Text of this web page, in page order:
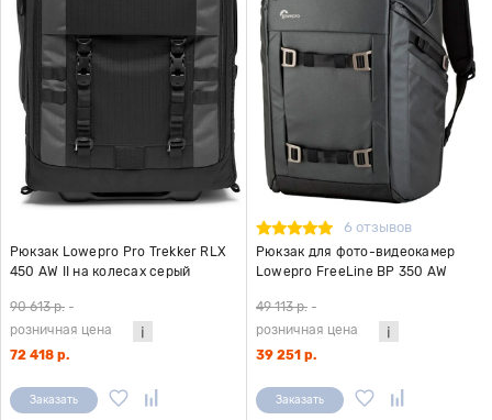
Рюкзак Lowepro Pro Trekker RLX
450 AW II на колесах серый
90 613 р. -
розничная цена
72 418 р.
Заказать
6 отзывов
Рюкзак для фото-видеокамер
Lowepro FreeLine BP 350 AW
49 113 р. -
розничная цена
39 251 р.
Заказать